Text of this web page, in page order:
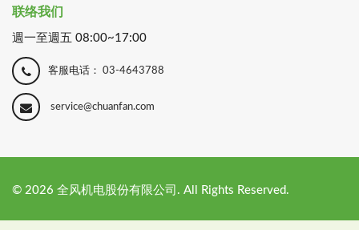
联络我们
週一至週五 08:00~17:00
客服电话： 03-4643788
service@chuanfan.com
© 2026 全风机电股份有限公司. All Rights Reserved.